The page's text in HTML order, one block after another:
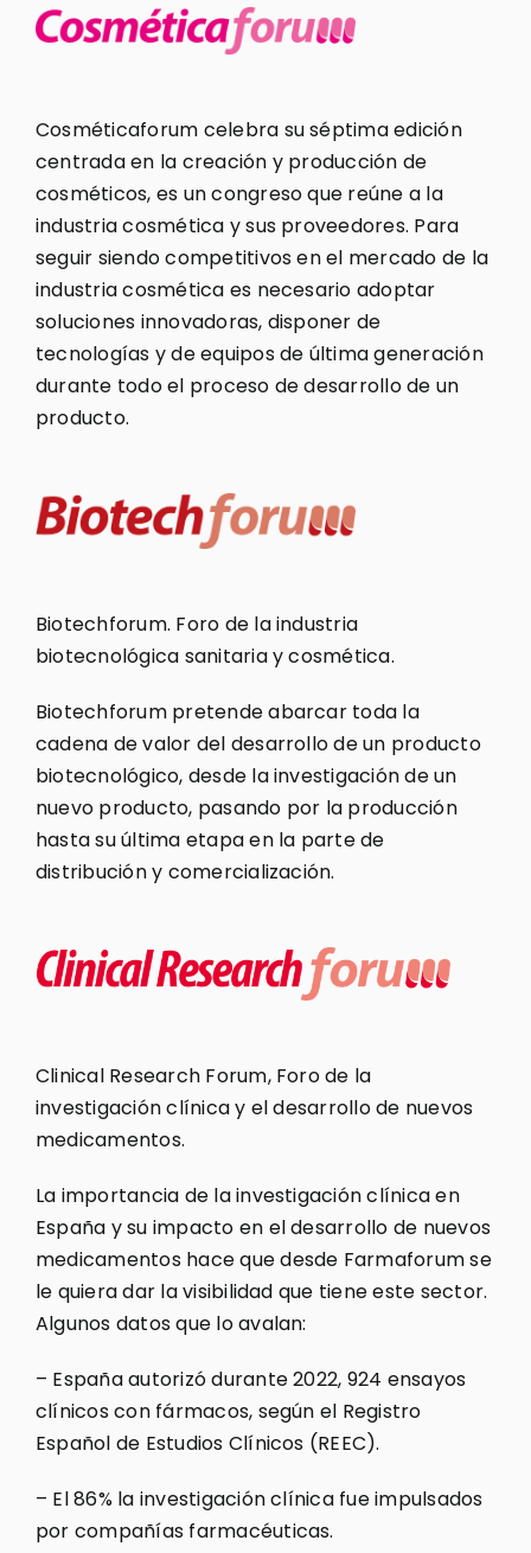
Cosméticaforum celebra su séptima edición
centrada en la creación y producción de
cosméticos, es un congreso que reúne a la
industria cosmética y sus proveedores. Para
seguir siendo competitivos en el mercado de la
industria cosmética es necesario adoptar
soluciones innovadoras, disponer de
tecnologías y de equipos de última generación
durante todo el proceso de desarrollo de un
producto.
Biotechforum. Foro de la industria
biotecnológica sanitaria y cosmética.
Biotechforum pretende abarcar toda la
cadena de valor del desarrollo de un producto
biotecnológico, desde la investigación de un
nuevo producto, pasando por la producción
hasta su última etapa en la parte de
distribución y comercialización.
Clinical Research Forum, Foro de la
investigación clínica y el desarrollo de nuevos
medicamentos.
La importancia de la investigación clínica en
España y su impacto en el desarrollo de nuevos
medicamentos hace que desde Farmaforum se
le quiera dar la visibilidad que tiene este sector.
Algunos datos que lo avalan:
– España autorizó durante 2022, 924 ensayos
clínicos con fármacos, según el Registro
Español de Estudios Clínicos (REEC).
– El 86% la investigación clínica fue impulsados
por compañías farmacéuticas.